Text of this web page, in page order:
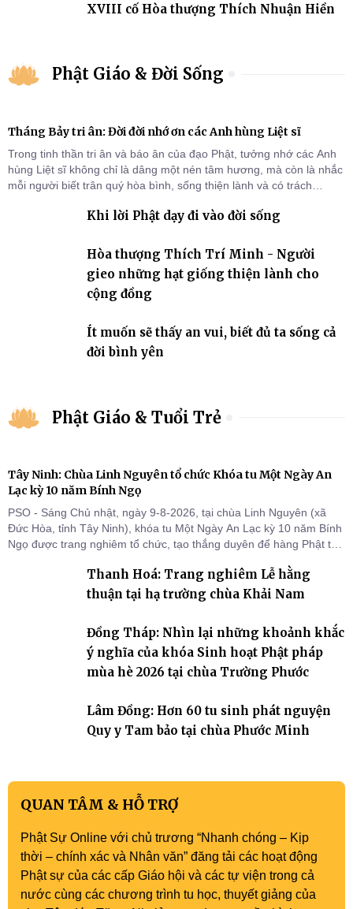
XVIII cố Hòa thượng Thích Nhuận Hiền
Phật Giáo & Đời Sống
Tháng Bảy tri ân: Đời đời nhớ ơn các Anh hùng Liệt sĩ
Trong tinh thần tri ân và báo ân của đạo Phật, tưởng nhớ các Anh
hùng Liệt sĩ không chỉ là dâng một nén tâm hương, mà còn là nhắc
mỗi người biết trân quý hòa bình, sống thiện lành và có trách
Khi lời Phật dạy đi vào đời sống
Hòa thượng Thích Trí Minh - Người
gieo những hạt giống thiện lành cho
cộng đồng
Ít muốn sẽ thấy an vui, biết đủ ta sống cả
đời bình yên
Phật Giáo & Tuổi Trẻ
Tây Ninh: Chùa Linh Nguyên tổ chức Khóa tu Một Ngày An
Lạc kỳ 10 năm Bính Ngọ
PSO - Sáng Chủ nhật, ngày 9-8-2026, tại chùa Linh Nguyên (xã
Đức Hòa, tỉnh Tây Ninh), khóa tu Một Ngày An Lạc kỳ 10 năm Bính
Ngọ được trang nghiêm tổ chức, tạo thắng duyên để hàng Phật tử
đời sống thiện lành.Thanh Hoá: Trang nghiêm Lễ hằng
thuận tại hạ trường chùa Khải Nam
Đồng Tháp: Nhìn lại những khoảnh khắc
ý nghĩa của khóa Sinh hoạt Phật pháp
mùa hè 2026 tại chùa Trường Phước
Lâm Đồng: Hơn 60 tu sinh phát nguyện
Quy y Tam bảo tại chùa Phước Minh
QUAN TÂM & HỖ TRỢ
Phật Sự Online với chủ trương “Nhanh chóng – Kịp
thời – chính xác và Nhân văn” đăng tải các hoạt động
Phật sự của các cấp Giáo hội và các tự viện trong cả
nước cùng các chương trình tu học, thuyết giảng của